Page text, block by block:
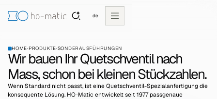
de
HOME·PRODUKTE·SONDERAUSFÜHRUNGEN
Wir bauen Ihr Quetschventil nach
Mass, schon bei kleinen Stückzahlen.
Wenn Standard nicht passt, ist eine Quetschventil-Spezialanfertigung die
konsequente Lösung. HO-Matic entwickelt seit 1977 passgenaue